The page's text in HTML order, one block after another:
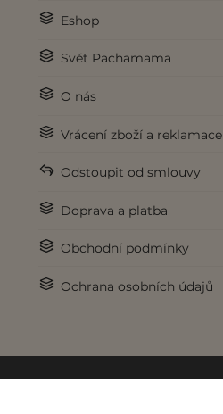
Eshop
Svět Pachamama
O nás
Vrácení zboží a reklamace
Odstoupit od smlouvy
Doprava a platba
Obchodní podmínky
Ochrana osobních údajů